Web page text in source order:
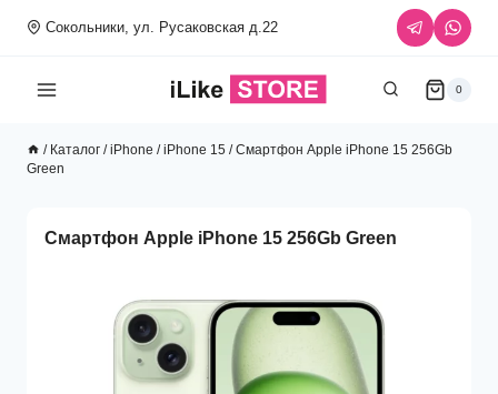
Сокольники, ул. Русаковская д.22
0
/ Каталог / iPhone / iPhone 15 / Смартфон Apple iPhone 15 256Gb
Green
Смартфон Apple iPhone 15 256Gb Green